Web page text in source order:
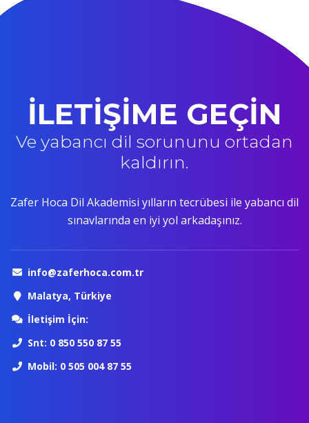
İLETİŞİME GEÇİN
Ve yabancı dil sorununu ortadan
kaldırın.
Zafer Hoca Dil Akademisi yılların tecrübesi ile yabancı dil
sınavlarında en iyi yol arkadaşınız.
info@zaferhoca.com.tr
Malatya, Türkiye
İletişim İçin:
Snt: 0 850 550 87 55
Mobil: 0 505 004 87 55